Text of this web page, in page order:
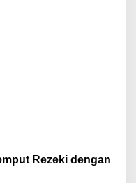
Rezeki dengan